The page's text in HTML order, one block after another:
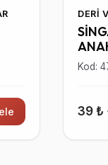
DERI
Kod:
39 ₺